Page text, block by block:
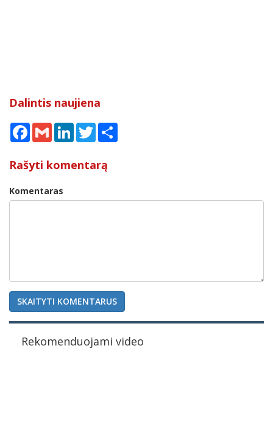
Dalintis naujiena
Facebook
Gmail LinkedInTwitter
Rašyti komentarą
Komentaras
SKAITYTI KOMENTARUS
Rekomenduojami video